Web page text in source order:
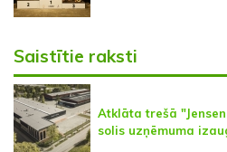
Saistītie raksti
Atklāta trešā
solis uzņēmuma